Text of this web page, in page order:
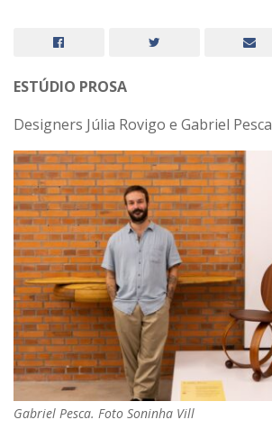
ESTÚDIO PROSA
Designers Júlia Rovigo e Gabriel Pesca
Gabriel Pesca. Foto Soninha Vill